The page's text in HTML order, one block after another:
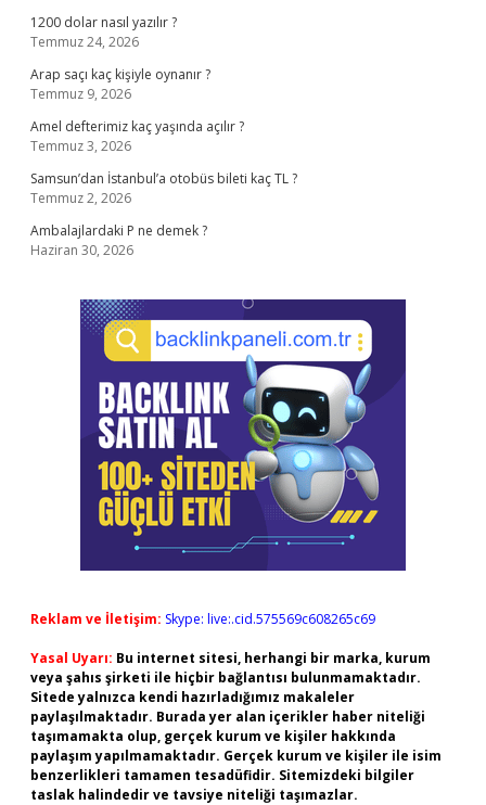
1200 dolar nasıl yazılır ?
Temmuz 24, 2026
Arap saçı kaç kişiyle oynanır ?
Temmuz 9, 2026
Amel defterimiz kaç yaşında açılır ?
Temmuz 3, 2026
Samsun’dan İstanbul’a otobüs bileti kaç TL ?
Temmuz 2, 2026
Ambalajlardaki P ne demek ?
Haziran 30, 2026
Reklam ve İletişim: Skype: live:.cid.575569c608265c69
Yasal Uyarı: Bu internet sitesi, herhangi bir marka, kurum
veya şahıs şirketi ile hiçbir bağlantısı bulunmamaktadır.
Sitede yalnızca kendi hazırladığımız makaleler
paylaşılmaktadır. Burada yer alan içerikler haber niteliği
taşımamakta olup, gerçek kurum ve kişiler hakkında
paylaşım yapılmamaktadır. Gerçek kurum ve kişiler ile isim
benzerlikleri tamamen tesadüfidir. Sitemizdeki bilgiler
taslak halindedir ve tavsiye niteliği taşımazlar.